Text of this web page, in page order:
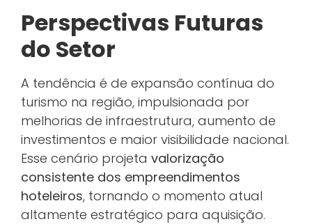
Perspectivas Futuras
do Setor
A tendência é de expansão contínua do
turismo na região, impulsionada por
melhorias de infraestrutura, aumento de
investimentos e maior visibilidade nacional.
Esse cenário projeta valorização
consistente dos empreendimentos
hoteleiros, tornando o momento atual
altamente estratégico para aquisição.